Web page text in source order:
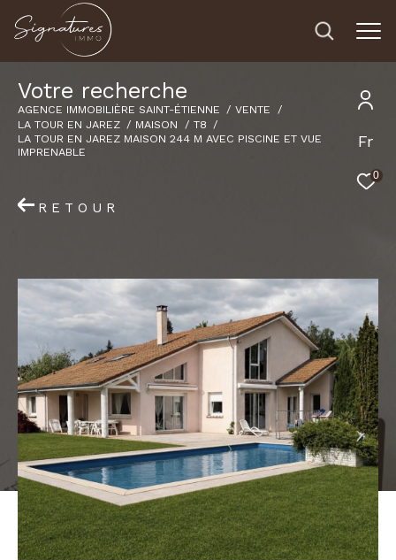
Fr
0
Votre recherche
AGENCE IMMOBILIÈRE SAINT-ÉTIENNE
VENTE
LA TOUR EN JAREZ
MAISON
T8
LA TOUR EN JAREZ MAISON 244 M AVEC PISCINE ET VUE
IMPRENABLE
RETOUR